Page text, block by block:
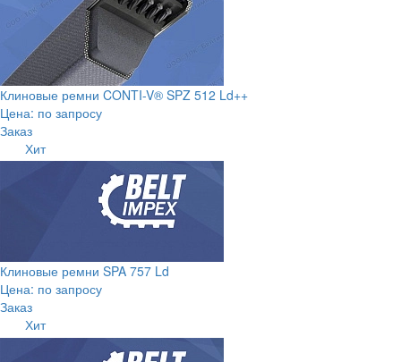
Клиновые ремни CONTI-V® SPZ 512 Ld++
Цена: по запросу
Заказ
Хит
Клиновые ремни SPA 757 Ld
Цена: по запросу
Заказ
Хит